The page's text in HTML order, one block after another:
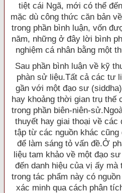
tiệt cái Ngã, mới có thể
mặc dù công thức căn bản
trong phần bình luận, vốn
năm, những ở đây lời bình
nghiệm cá nhân bằng một
Sau phần bình luận về kỹ
phàn sử liệu.Tất cả các tư
gần với một đạo sư
hay khoảng thời gian trụ thế
trong phần biên-niên-
thuyết hay giai thoại về
tập từ các nguồn khác
để làm sáng tỏ vấn đề.Ở
liệu tam khảo về một đạo
đến danh hiệu của vị ấy
trong tác phẩm này có
xác minh qua cách phân